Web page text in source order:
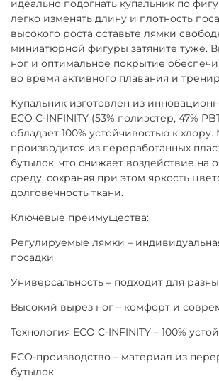
идеально подогнать купальник по
легко изменять длину и плотность
высокого роста оставьте лямки
миниатюрной фигуры затяните туже.
ног и оптимальное покрытие
во время активного плавания и
Купальник изготовлен из
ECO C-INFINITY (53% полиэстер, 47%
обладает 100% устойчивостью к
производится из переработанных
бутылок, что снижает воздействие
среду, сохраняя при этом яркость
долговечность ткани.
Ключевые преимущества:
Регулируемые лямки –
посадки
Универсальность – подходит для
Высокий вырез ног – комфорт и
Технология ECO C-INFINITY – 100%
ECO-производство – материал из
бутылок